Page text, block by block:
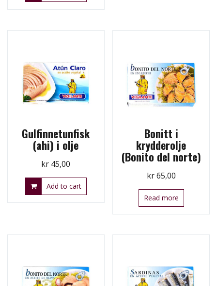
Gulfinnetunfisk
(ahi) i olje
kr 45,00
Add to cart
Bonitt i
krydderolje
(Bonito del norte)
kr65,00
Read more